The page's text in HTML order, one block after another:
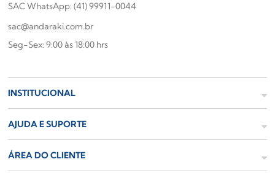
SAC WhatsApp: (41) 99911-0044
sac@andaraki.com.br
Seg-Sex: 9:00 às 18:00 hrs
INSTITUCIONAL
AJUDA E SUPORTE
ÁREA DO CLIENTE